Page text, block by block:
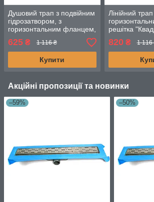
Душовий трап з подвійним
гідрозатвором, з
горизонтальним фланцем,
Душовий канал
625 ₴ 1 116 ₴
Купити
Лінійний
решітка
візерунком
820₴ 1 116
Акційні пропозиції та новинки
–59% –50%